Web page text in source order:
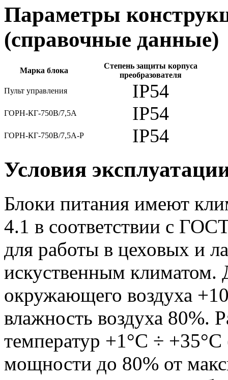
Параметры
(справочные данные)
Марка блока
Степень защиты корпуса
преобразователя
Пульт управления
IP54
ГОРН-КГ-750В/7,5А IP54
ГОРН-КГ-750В/7,5А-Р IP54
Условия
Блоки питания имеют
4.1 в соответствии с
для работы в цеховых и
искуственным климатом.
окружающего воздуха
влажность воздуха 80%.
температур +1°С ÷
мощности до 80% от